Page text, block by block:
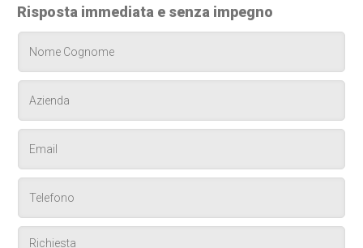
Risposta immediata e senza impegno